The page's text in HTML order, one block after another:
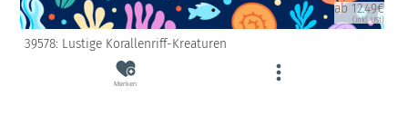
ab 12.49€
(inkl. USt)
39578: Lustige Korallenriff-Kreaturen
Merken